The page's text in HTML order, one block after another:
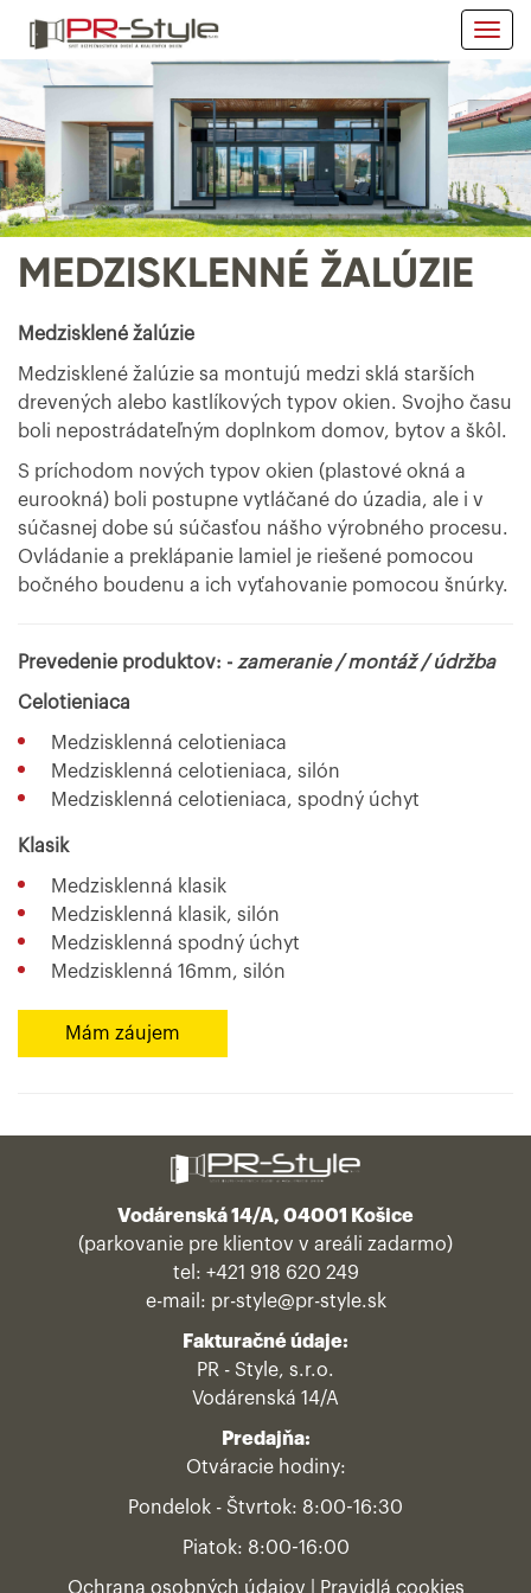
MEDZISKLENNÉ ŽALÚZIE
Medzisklené žalúzie
Medzisklené žalúzie sa montujú medzi sklá starších
drevených alebo kastlíkových typov okien. Svojho času
boli nepostrádateľným doplnkom domov, bytov a škôl.
S príchodom nových typov okien (plastové okná a
eurookná) boli postupne vytláčané do úzadia, ale i v
súčasnej dobe sú súčasťou nášho výrobného procesu.
Ovládanie a preklápanie lamiel je riešené pomocou
bočného boudenu a ich vyťahovanie pomocou šnúrky.
Prevedenie produktov: - zameranie / montáž / údržba
Celotieniaca
Medzisklenná celotieniaca
Medzisklenná celotieniaca, silón
Medzisklenná celotieniaca, spodný úchyt
Klasik
Medzisklenná klasik
Medzisklenná klasik, silón
Medzisklenná spodný úchyt
Medzisklenná 16mm, silón
Mám záujem
Vodárenská 14/A, 04001 Košice
(parkovanie pre klientov v areáli zadarmo)
tel: +421 918 620 249
e-mail: pr-style@pr-style.sk
Fakturačné údaje:
PR - Style, s.r.o.
Vodárenská 14/A
Predajňa:
Otváracie hodiny:
Pondelok - Štvrtok: 8:00-16:30
Piatok: 8:00-16:00
Ochrana osobných údajov Pravidlá cookies